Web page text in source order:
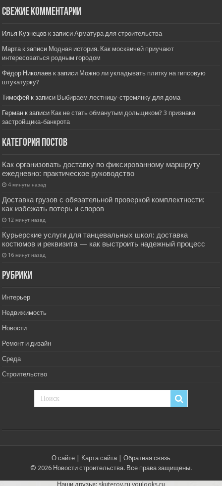
Свежие комментарии
Илья Кузнецов к записиАрматура для строительства
Мартак записи Модная история. Как москвичей приучают
интересоваться родным городом
Фёдор Николаев к записи Можно ли укладывать плитку на гипсовую
штукатурку?
Тимофей к записи Выбираем лестницу-стремянку для дома
Герман к записи Как не стать обманутым дольщиком? 3 признака
застройщика-банкрота
Категория постов
Как организовать доставку по фиксированному маршруту
ежедневно: практическое руководство
4 минуты назад
Доставка грузов с обязательной проверкой комплектности:
как избежать потерь и споров
12 минут назад
Курьерские услуги для танцевальных школ: доставка
костюмов и реквизита — как выстроить надежный процесс
16 минут назад
РУбрики
Интерьер
Недвижимость
Новости
Ремонт и дизайн
Среда
Строительство
О сайте Карта сайта| Обратная связь
© 2026 Новости строительства. Все права защищены.
Наши друзья: skuterov.ru youlooks.ru